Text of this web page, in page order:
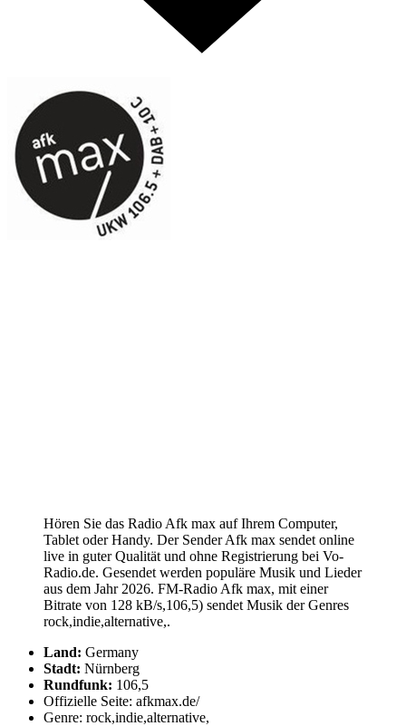
Hören Sie das Radio Afk max auf Ihrem Computer,
Tablet oder Handy. Der Sender Afk max sendet online
live in guter Qualität und ohne Registrierung bei Vo-
Radio.de. Gesendet werden populäre Musik und Lieder
aus dem Jahr 2026. FM-Radio Afk max, mit einer
Bitrate von 128 kB/s,106,5) sendet Musik der Genres
rock,indie,alternative,.
Land: Germany
Stadt: Nürnberg
Rundfunk: 106,5
Offizielle Seite: afkmax.de/
Genre: rock,indie,alternative,